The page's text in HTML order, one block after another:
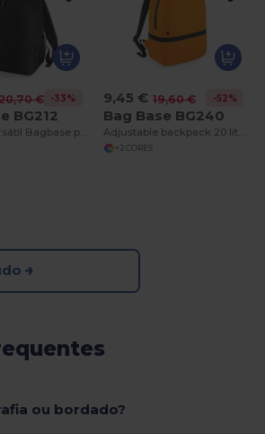
€ -33%
BG212
9,45 € 19,60 € -52%
Bag Base BG240
+2 CORES
ou bordado?